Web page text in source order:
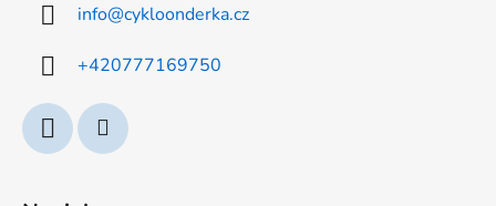
info@cykloonderka.cz
+420777169750